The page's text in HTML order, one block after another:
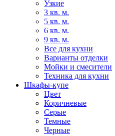
Узкие
3 кв. м.
5 кв. м.
6 кв. м.
9 кв. м.
Все для кухни
Варианты отделки
Мойки и смесители
Техника для кухни
Шкафы-купе
Цвет
Коричневые
Серые
Темные
Черные